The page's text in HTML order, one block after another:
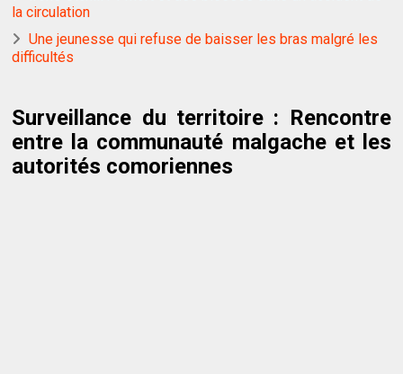
la circulation
Une jeunesse qui refuse de baisser les bras malgré les
difficultés
Surveillance du territoire : Rencontre
entre la communauté malgache et les
autorités comoriennes